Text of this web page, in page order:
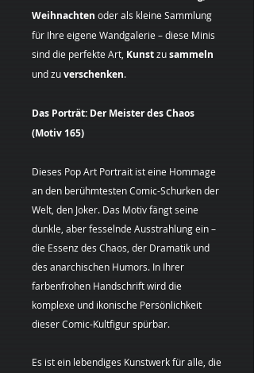
Weihnachten oder als kleine Sammlung
für Ihre eigene Wandgalerie – diese Minis
sind die perfekte Art, Kunstzusammeln
und zuverschenken.
Das Porträt: Der Meister des Chaos
(Motiv 165)
Dieses Pop Art Portrait ist eine Hommage
an den berühmtesten Comic-Schurken der
Welt, den Joker. Das Motiv fängt seine
dunkle, aber fesselnde Ausstrahlung ein –
die Essenz des Chaos, der Dramatik und
des anarchischen Humors. In Ihrer
farbenfrohen Handschrift wird die
komplexe und ikonische Persönlichkeit
dieser Comic-Kultfigur spürbar.
Es ist ein lebendiges Kunstwerk für alle, die